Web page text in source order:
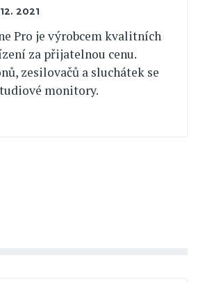
2021
Pro je výrobcem kvalitních
za přijatelnou cenu.
zesilovačů a sluchátek se
monitory.